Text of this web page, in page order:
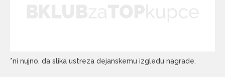
*ni nujno, da slika ustreza dejanskemu izgledu nagrade.